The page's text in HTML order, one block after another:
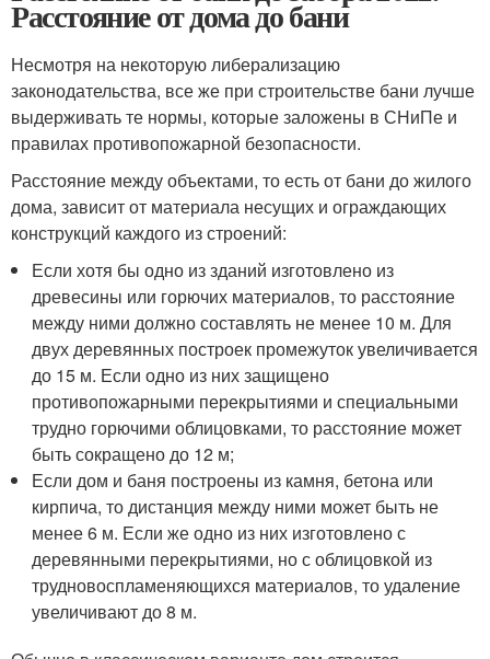
Расстояние от дома до бани
Несмотря на некоторую либерализацию
законодательства, все же при строительстве бани лучше
выдерживать те нормы, которые заложены в СНиПе и
правилах противопожарной безопасности.
Расстояние между объектами, то есть от бани до жилого
дома, зависит от материала несущих и ограждающих
конструкций каждого из строений:
Если хотя бы одно из зданий изготовлено из
древесины или горючих материалов, то расстояние
между ними должно составлять не менее 10 м. Для
двух деревянных построек промежуток увеличивается
до 15 м. Если одно из них защищено
противопожарными перекрытиями и специальными
трудно горючими облицовками, то расстояние может
быть сокращено до 12 м;
Если дом и баня построены из камня, бетона или
кирпича, то дистанция между ними может быть не
менее 6 м. Если же одно из них изготовлено с
деревянными перекрытиями, но с облицовкой из
трудновоспламеняющихся материалов, то удаление
увеличивают до 8 м.